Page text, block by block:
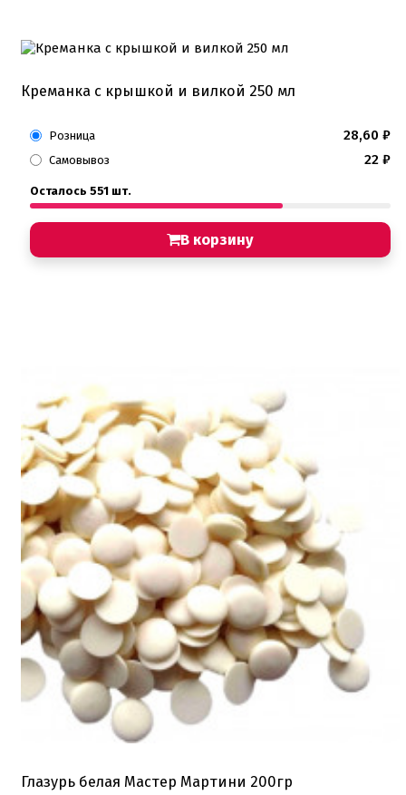
Креманка с крышкой и вилкой 250 мл
Розница 28,60 ₽
Самовывоз 22 ₽
Осталось 551 шт.
В корзину
Глазурь белая Мастер Мартини 200гр